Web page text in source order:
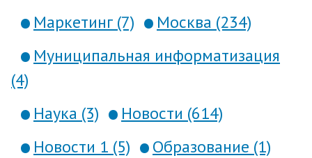
Маркетинг (7)
Москва (234)
Муниципальная информатизация
(4)
Наука (3)
Новости (614)
Новости 1 (5)
Образование (1)